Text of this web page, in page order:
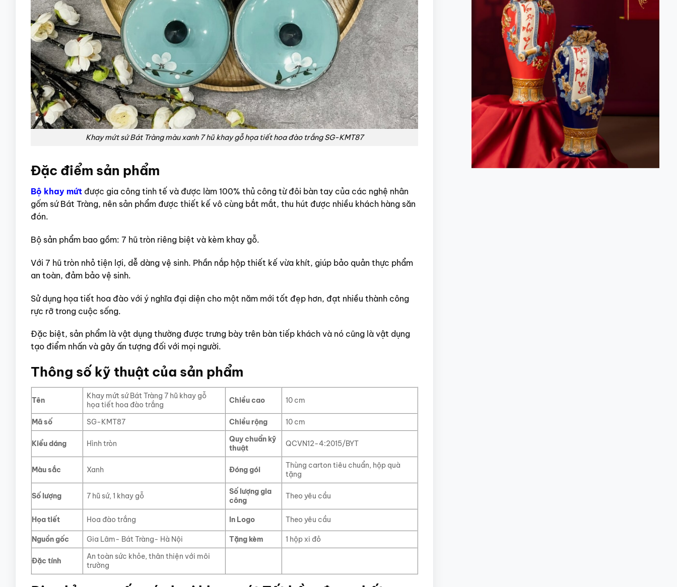
Khay mứt sứ Bát Tràng màu xanh 7 hũ khay gỗ họa tiết hoa đào trắng SG-KMT87
Đặc điểm sản phẩm
Bộ khay mứtđược gia công tinh tế và được làm 100% thủ công từ đôi bàn tay của các nghệ nhân
gốm sứ Bát Tràng, nên sản phẩm được thiết kế vô cùng bắt mắt, thu hút được nhiều khách hàng săn
đón.
Bộ sản phẩm bao gồm: 7 hũ tròn riêng biệt và kèm khay gỗ.
Với 7 hũ tròn nhỏ tiện lợi, dễ dàng vệ sinh. Phần nắp hộp thiết kế vừa khít, giúp bảo quản thực phẩm
an toàn, đảm bảo vệ sinh.
Sử dụng họa tiết hoa đào với ý nghĩa đại diện cho một năm mới tốt đẹp hơn, đạt nhiều thành công
rực rỡ trong cuộc sống.
Đặc biệt, sản phẩm là vật dụng thường được trưng bày trên bàn tiếp khách và nó cũng là vật dụng
tạo điểm nhấn và gây ấn tượng đối với mọi người.
Thông số kỹ thuật của sản phẩm
Tên
Khay mứt sứ Bát Tràng 7 hũ khay gỗ
họa tiết hoa đào trắng
Chiều cao 10 cm
Mã số SG-KMT87 Chiều rộng 10 cm
Kiểu dáng Hình tròn
Quy chuẩn kỹ
thuật
QCVN12-4:2015/BYT
Màu sắc Xanh Đóng gói
Thùng carton tiêu chuẩn, hộp quà
tặng
Số lượng 7 hũ sứ, 1 khay gỗ
Số lượng gia
công
Theo yêu cầu
Họa tiết Hoa đào trắng In Logo Theo yêu cầu
Nguồn gốc Gia Lâm- Bát Tràng- Hà Nội Tặng kèm 1 hộp xi đỏ
Đặc tính
An toàn sức khỏe, thân thiện với môi
trường